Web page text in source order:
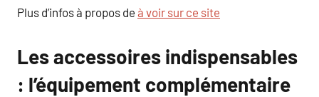
Plus d’infos à propos de à voir sur ce site
Les accessoires indispensables
: l’équipement complémentaire